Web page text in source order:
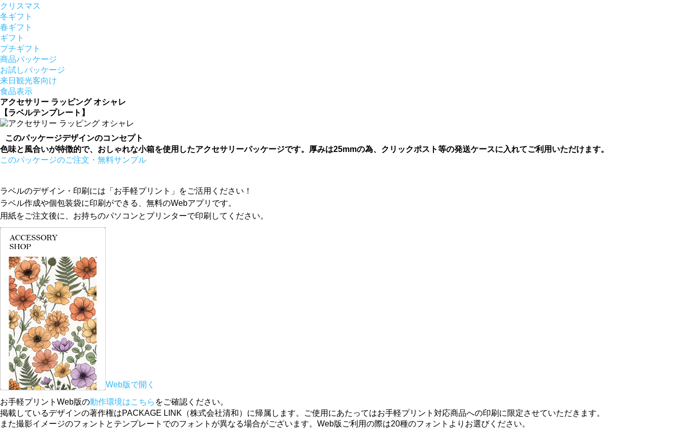
クリスマス
冬ギフト
春ギフト
ギフト
プチギフト
商品パッケージ
お試しパッケージ
来日観光客向け
食品表示
アクセサリー ラッピング オシャレ
【ラベルテンプレート】
このパッケージデザインのコンセプト
色味と風合いが特徴的で、おしゃれな小箱を使用したアクセサリーパッケージです。厚みは25mmの為、クリックポスト等の発送ケースに入れてご利用いただけます。
このパッケージのご注文・無料サンプル
ラベルのデザイン・印刷には「お手軽プリント」をご活用ください！
ラベル作成や個包装袋に印刷ができる、無料のWebアプリです。
用紙をご注文後に、お持ちのパソコンとプリンターで印刷してください。
Web版で開く
お手軽プリントWeb版の動作環境はこちら をご確認ください。
掲載しているデザインの著作権はPACKAGE LINK（株式会社清和）に帰属します。ご使用にあたってはお手軽プリント対応商品への印刷に限定させていただきます。
また撮影イメージのフォントとテンプレートでのフォントが異なる場合がございます。Web版ご利用の際は20種のフォントよりお選びください。